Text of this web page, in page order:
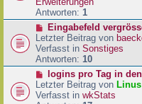
t
r
a
g
r
B
e
i
t
r
a
g
Antworten: 1
N
e
u
e
r
B
e
i
Eingabefeld
Letzter Beitrag von
Verfasst in Sonstiges
Antworten: 10
N
e
u
logins pro Tag in
Letzter Beitrag von Linus
Verfasst in wkStats